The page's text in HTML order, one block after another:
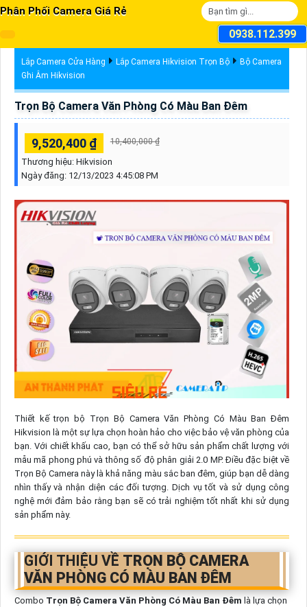
Phân Phối Camera Giá Rẻ
0938.112.399
Lắp Camera Cửa Hàng Lắp Camera Hikvision Trọn Bộ
Bộ Camera
Ghi Âm Hikvision
Trọn Bộ Camera Văn Phòng Có Màu Ban Đêm
9,520,400 ₫ 10,400,000 ₫
Thương hiệu: Hikvision
Ngày đăng: 12/13/2023 4:45:08 PM
Thiết kế trọn bộ Trọn Bộ Camera Văn Phòng Có Màu Ban Đêm
Hikvision là một sự lựa chọn hoàn hảo cho việc bảo vệ văn phòng của
bạn. Với chiết khấu cao, bạn có thể sở hữu sản phẩm chất lượng với
mẫu mã phong phú và thông số độ phân giải 2.0 MP. Điều đặc biệt về
Trọn Bộ Camera này là khả năng màu sắc ban đêm, giúp bạn dễ dàng
nhìn thấy và nhận diện các đối tượng. Dịch vụ tốt và sử dụng công
nghệ mới đảm bảo rằng bạn sẽ có trải nghiệm tốt nhất khi sử dụng
sản phẩm này.
GIỚI THIỆU VỀ TRỌN BỘ CAMERA
VĂN PHÒNG CÓ MÀU BAN ĐÊM
Combo Trọn Bộ Camera Văn Phòng Có Màu Ban Đêm là lựa chọn